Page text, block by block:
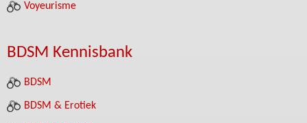
Voyeurisme
BDSM Kennisbank
BDSM
BDSM & Erotiek